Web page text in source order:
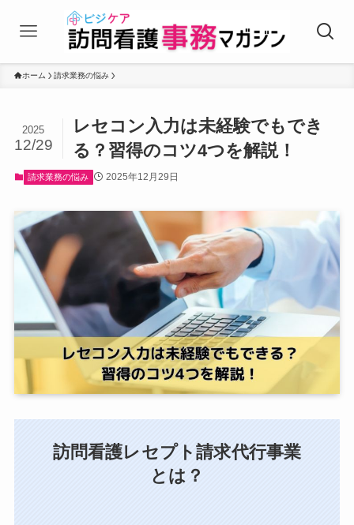
ホーム 請求業務の悩み
レセコン入力は未経験でもでき
る？習得のコツ4つを解説！
2025
12/29
請求業務の悩み 2025年12月29日
訪問看護レセプト請求代行事業
とは？